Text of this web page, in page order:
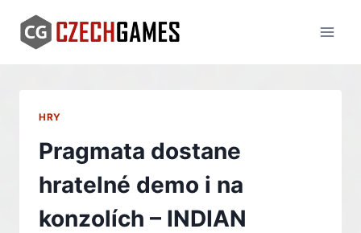
content
HRY
Pragmata dostane
hratelné demo i na
konzolích – INDIAN